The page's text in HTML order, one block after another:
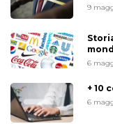
9
6
+ 10
6